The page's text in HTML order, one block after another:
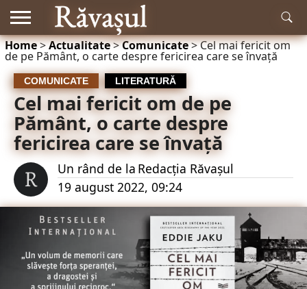
RĂDĂCINI
ISTORIE
MITOLOGIE
LITERATURĂ
MUZICĂ
EDUCAȚIE
NATURĂ
ȘI
ȘTIINȚĂ
ACTUALITATE
Home>Actualitate>Comunicate>Cel mai fericit om
de pe Pământ, o carte despre fericirea care se învață
COMUNICATE LITERATURĂ
Cel mai fericit om de pe
Pământ, o carte despre
fericirea care se învață
Un rând de la Redacția Răvașul
19 august 2022, 09:24